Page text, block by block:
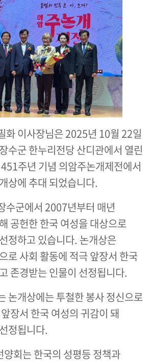
화 이사장님은 2025년 10월 22일
수군 한누리전당 산디관에서 열린
주년 기념 의암주논개제전에서
상에 추대 되었습니다.
수군에서 2007년부터 매년
공헌한 한국 여성을 대상으로
정하고 있습니다. 논개상은
로 사회 활동에 적극 앞장서 한국
존경받는 인물이 선정됩니다.
논개상에는 투철한 봉사 정신으로
장서 한국 여성의 귀감이 돼
정됩니다.
회는 한국의 성평등 정책과